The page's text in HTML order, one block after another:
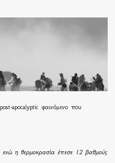
apocalyptic φαινόμενο που
ενώ η θερμοκρασία έπεσε 12 βαθμούς